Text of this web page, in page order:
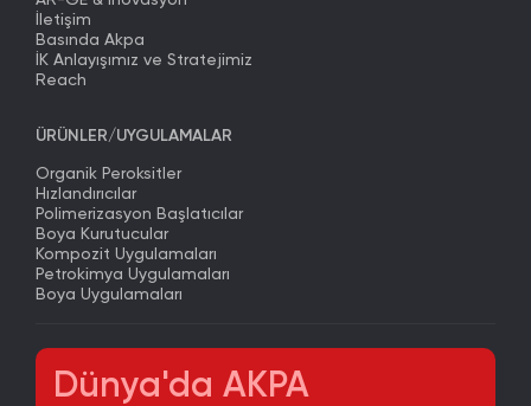
İletişim
Basında Akpa
İK Anlayışımız ve Stratejimiz
Reach
ÜRÜNLER/UYGULAMALAR
Organik Peroksitler
Hızlandırıcılar
Polimerizasyon Başlatıcılar
Boya Kurutucular
Kompozit Uygulamaları
Petrokimya Uygulamaları
Boya Uygulamaları
Dünya'da AKPA